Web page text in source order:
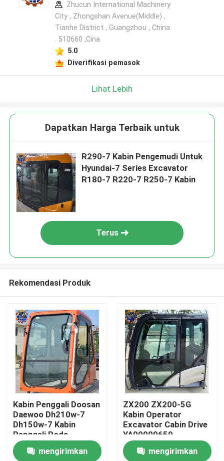
Rumah
Zhucun International Machinery
City , Zhongshan Avenue(Middle) ,
Tianhe District , Guangzhou , China
. 510660 ,Cina
5.0
Diverifikasi pemasok
Lihat Lebih
Dapatkan Harga Terbaik untuk
R290-7 Kabin Pengemudi Untuk
Hyundai-7 Series Excavator
R180-7 R220-7 R250-7 Kabin
Terus
Rekomendasi Produk
Kabin Penggali Doosan
Daewoo Dh210w-7
Dh150w-7 Kabin
Penggali Roda
mengirimkan
ZX200 ZX200-5G
Kabin Operator
Excavator Cabin Drive
YA00009659
mengirimkan